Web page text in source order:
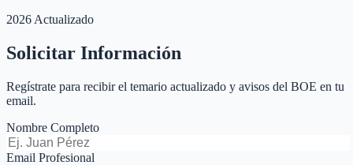
2026 Actualizado
Solicitar Información
Regístrate para recibir el temario actualizado y avisos del BOE en tu
email.
Nombre Completo
Email Profesional